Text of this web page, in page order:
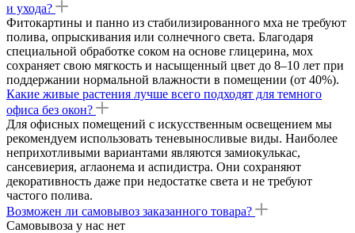
и ухода?
Фитокартины и панно из стабилизированного мха не требуют
полива, опрыскивания или солнечного света. Благодаря
специальной обработке соком на основе глицерина, мох
сохраняет свою мягкость и насыщенный цвет до 8–10 лет при
поддержании нормальной влажности в помещении (от 40%).
Какие живые растения лучше всего подходят для темного
офиса без окон?
Для офисных помещений с искусственным освещением мы
рекомендуем использовать теневыносливые виды. Наиболее
неприхотливыми вариантами являются замиокулькас,
сансевиерия, аглаонема и аспидистра. Они сохраняют
декоративность даже при недостатке света и не требуют
частого полива.
Возможен ли самовывоз заказанного товара?
Самовывоза у нас нет